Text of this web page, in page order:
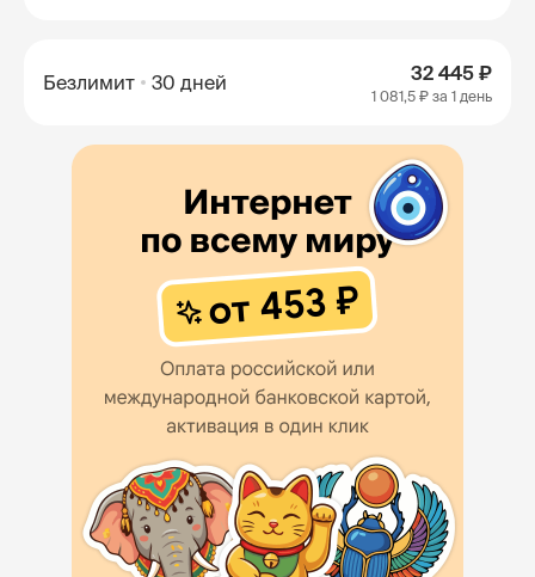
Безлимит 30 дней 32 445 ₽
1 081,5 ₽ за 1 день